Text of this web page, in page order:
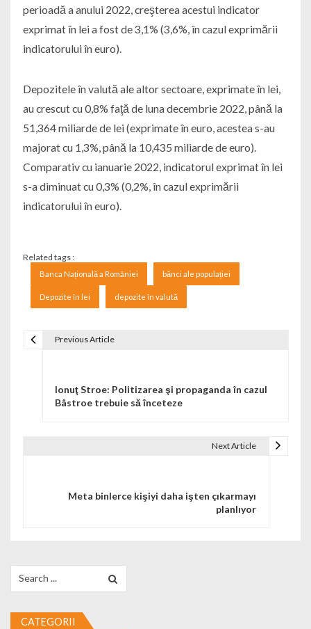
perioadă a anului 2022, creşterea acestui indicator
exprimat în lei a fost de 3,1% (3,6%, în cazul exprimării
indicatorului în euro).
Depozitele în valută ale altor sectoare, exprimate în lei,
au crescut cu 0,8% faţă de luna decembrie 2022, până la
51,364 miliarde de lei (exprimate în euro, acestea s-au
majorat cu 1,3%, până la 10,435 miliarde de euro).
Comparativ cu ianuarie 2022, indicatorul exprimat în lei
s-a diminuat cu 0,3% (0,2%, în cazul exprimării
indicatorului în euro).
Related tags :
Banca Națională a României bănci ale populației
Depozite în lei depozite în valută
Previous Article
Ionuţ Stroe: Politizarea şi propaganda în cazul
Bâstroe trebuie să înceteze
Next Article
Meta binlerce kişiyi daha işten çıkarmayı
planlıyor
CATEGORII